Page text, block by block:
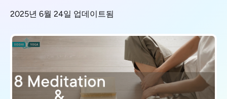
2025년 6월 24일 업데이트됨